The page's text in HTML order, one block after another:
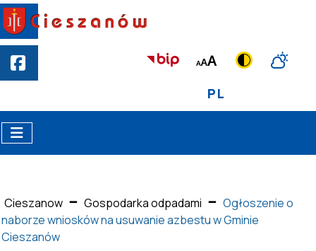
PL
Cieszanow Gospodarka odpadami
Ogłoszenie o
naborze wniosków na usuwanie azbestu w Gminie
Cieszanów